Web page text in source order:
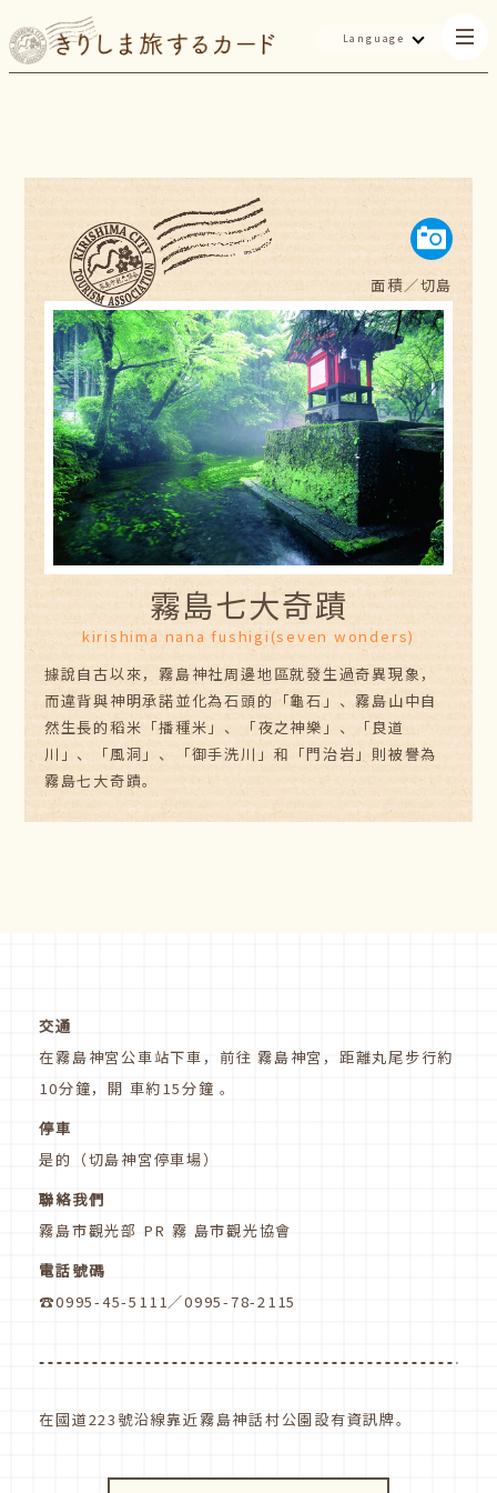
Language
面積／切島
霧島七大奇蹟
kirishima nana fushigi(seven wonders)
據說自古以來，霧島神社周邊地區就發生過奇異現象，
而違背與神明承諾並化為石頭的「龜石」、霧島山中自
然生長的稻米「播種米」、「夜之神樂」、「良道
川」、「風洞」、「御手洗川」和「門治岩」則被譽為
霧島七大奇蹟。
交通
在霧島神宮公車站下車，前往 霧島神宮，距離丸尾步行約
10分鐘，開 車約15分鐘 。
停車
是的（切島神宮停車場）
聯絡我們
霧島市觀光部 PR 霧 島市觀光協會
電話號碼
☎0995-45-5111／0995-78-2115
在國道223號沿線靠近霧島神話村公園設有資訊牌。